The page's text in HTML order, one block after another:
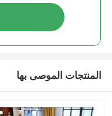
المنتجات الموصى بها